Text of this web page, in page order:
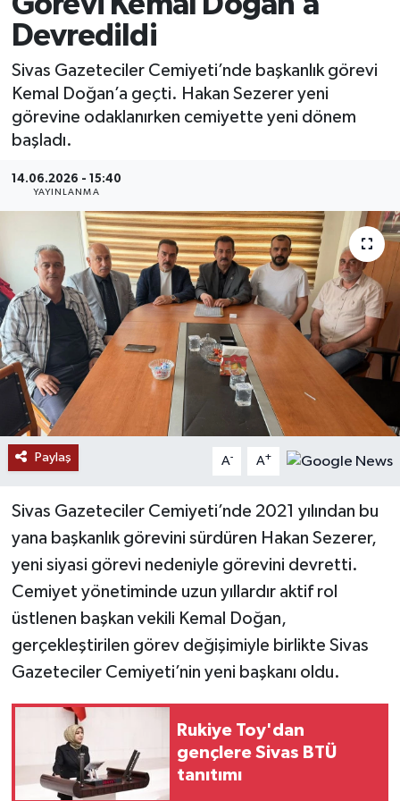
Devredildi
Sivas Gazeteciler Cemiyeti’nde başkanlık görevi
Kemal Doğan’a geçti. Hakan Sezerer yeni
görevine odaklanırken cemiyette yeni dönem
başladı.
14.06.2026 - 15:40
YAYINLANMA
Paylaş A- A+
Sivas Gazeteciler Cemiyeti’nde 2021 yılından bu
yana başkanlık görevini sürdüren Hakan Sezerer,
yeni siyasi görevi nedeniyle görevini devretti.
Cemiyet yönetiminde uzun yıllardır aktif rol
üstlenen başkan vekili Kemal Doğan,
gerçekleştirilen görev değişimiyle birlikte Sivas
Gazeteciler Cemiyeti’nin yeni başkanı oldu.
Rukiye Toy'dan
gençlere Sivas BTÜ
tanıtımı
MAGAZİN
ÖZEL HABER
RESMİ İLANLAR
SİYASET
SOSYAL YARDIMLAR
SPONSORLU YAZI
SPOR
TEKNOLOJİ
YAŞAM